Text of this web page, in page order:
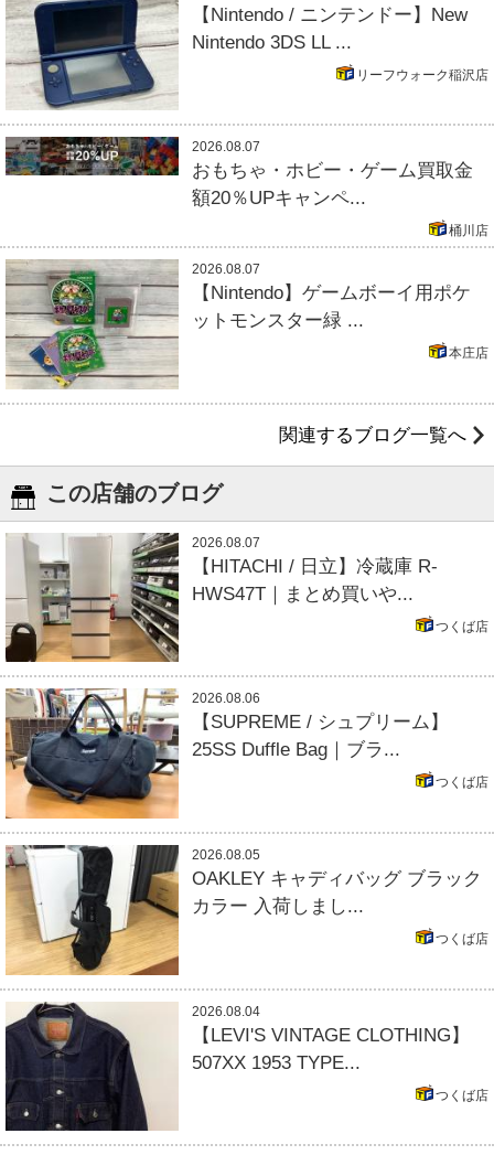
【Nintendo / ニンテンドー】New
Nintendo 3DS LL ...
リーフウォーク稲沢店
2026.08.07
おもちゃ・ホビー・ゲーム買取金
額20％UPキャンペ...
桶川店
2026.08.07
【Nintendo】ゲームボーイ用ポケ
ットモンスター緑 ...
本庄店
関連するブログ一覧へ
この店舗のブログ
2026.08.07
【HITACHI / 日立】冷蔵庫 R-
HWS47T｜まとめ買いや...
つくば店
2026.08.06
【SUPREME / シュプリーム】
25SS Duffle Bag｜ブラ...
つくば店
2026.08.05
OAKLEY キャディバッグ ブラック
カラー 入荷しまし...
つくば店
2026.08.04
【LEVI'S VINTAGE CLOTHING】
507XX 1953 TYPE...
つくば店